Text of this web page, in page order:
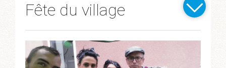
Fête du village